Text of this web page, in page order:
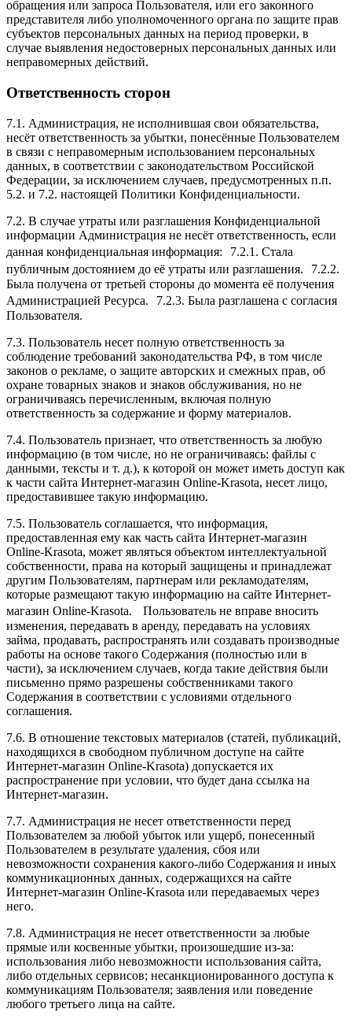
обращения или запроса Пользователя, или его законного
представителя либо уполномоченного органа по защите прав
субъектов персональных данных на период проверки, в
случае выявления недостоверных персональных данных или
неправомерных действий.
Ответственность сторон
7.1. Администрация, не исполнившая свои обязательства,
несёт ответственность за убытки, понесённые Пользователем
в связи с неправомерным использованием персональных
данных, в соответствии с законодательством Российской
Федерации, за исключением случаев, предусмотренных п.п.
5.2. и 7.2. настоящей Политики Конфиденциальности.
7.2. В случае утраты или разглашения Конфиденциальной
информации Администрация не несёт ответственность, если
данная конфиденциальная информация: 7.2.1. Стала
публичным достоянием до её утраты или разглашения. 7.2.2.
Была получена от третьей стороны до момента её получения
Администрацией Ресурса. 7.2.3. Была разглашена с согласия
Пользователя.
7.3. Пользователь несет полную ответственность за
соблюдение требований законодательства РФ, в том числе
законов о рекламе, о защите авторских и смежных прав, об
охране товарных знаков и знаков обслуживания, но не
ограничиваясь перечисленным, включая полную
ответственность за содержание и форму материалов.
7.4. Пользователь признает, что ответственность за любую
информацию (в том числе, но не ограничиваясь: файлы с
данными, тексты и т. д.), к которой он может иметь доступ как
к части сайта Интернет-магазин Online-Krasota, несет лицо,
предоставившее такую информацию.
7.5. Пользователь соглашается, что информация,
предоставленная ему как часть сайта Интернет-магазин
Online-Krasota, может являться объектом интеллектуальной
собственности, права на который защищены и принадлежат
другим Пользователям, партнерам или рекламодателям,
которые размещают такую информацию на сайте Интернет-
магазин Online-Krasota. Пользователь не вправе вносить
изменения, передавать в аренду, передавать на условиях
займа, продавать, распространять или создавать производные
работы на основе такого Содержания (полностью или в
части), за исключением случаев, когда такие действия были
письменно прямо разрешены собственниками такого
Содержания в соответствии с условиями отдельного
соглашения.
7.6. В отношение текстовых материалов (статей, публикаций,
находящихся в свободном публичном доступе на сайте
Интернет-магазин Online-Krasota) допускается их
распространение при условии, что будет дана ссылка на
Интернет-магазин.
7.7. Администрация не несет ответственности перед
Пользователем за любой убыток или ущерб, понесенный
Пользователем в результате удаления, сбоя или
невозможности сохранения какого-либо Содержания и иных
коммуникационных данных, содержащихся на сайте
Интернет-магазин Online-Krasota или передаваемых через
него.
7.8. Администрация не несет ответственности за любые
прямые или косвенные убытки, произошедшие из-за:
использования либо невозможности использования сайта,
либо отдельных сервисов; несанкционированного доступа к
коммуникациям Пользователя; заявления или поведение
любого третьего лица на сайте.